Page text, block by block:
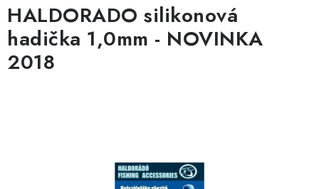
LETNÉ ZĽAVY
HALDORADO
HALDORADO silikonová
hadička 1,0mm - NOVINKA
2018